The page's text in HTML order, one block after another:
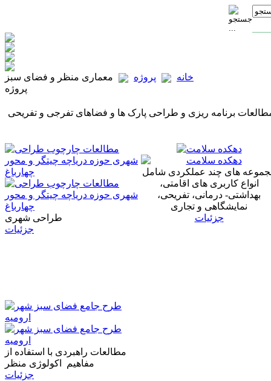
خانه پروژه
معماری منظر و فضای سبز
پروژه
برنامه ریزی و طراحی پارک ها و فضاهای تفرجی و تفریحی
مطالعات چارچوب طراحی
شهری حوزه دریاچه چیتگر و محور
چهارباغ
طراحی شهری
جزئیات
دهکده سلامت
های چند عملکردی شامل
انواع کاربری های اقامتی،
بهداشتی- درمانی، تفریحی،
نمایشگاهی و تجاری
جزئیات
طرح جامع فضای سبز شهر
ارومیه
مطالعات راهبردی با استفاده از
مفاهیم اکولوژی منظر
جزئیات